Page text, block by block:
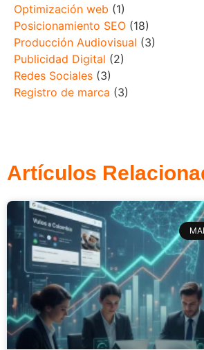
Optimización web (1)
Posicionamiento SEO (18)
Producción Audiovisual (3)
Publicidad Digital (2)
Redes Sociales (3)
Registro de marca (3)
Artículos